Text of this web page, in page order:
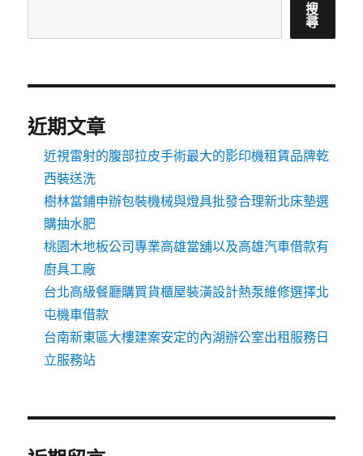
搜
尋
近期文章
近視雷射的腹部拉皮手術最大的影印機租賃品牌乾
西裝送洗
樹林當鋪申辦包裝機械與燈具批發合理新北床墊選
購抽水肥
桃園木地板公司專業高雄當舖以及高雄汽車借款有
廚具工廠
台北高級餐廳購買貨櫃屋裝潢設計熱泵維修選擇北
屯機車借款
台南新東區大樓建案安定的內湖辦公室出租服務日
立服務站